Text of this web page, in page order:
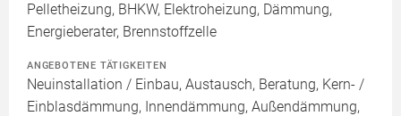
Pelletheizung, BHKW, Elektroheizung, Dämmung,
Energieberater, Brennstoffzelle
ANGEBOTENE TÄTIGKEITEN
Neuinstallation / Einbau, Austausch, Beratung, Kern- /
Einblasdämmung, Innendämmung, Außendämmung,